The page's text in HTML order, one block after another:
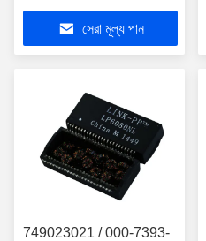
ট্রান্সফর্মার LPA4148ANL
সেরা মূল্য পান
749023021 / 000-7393-